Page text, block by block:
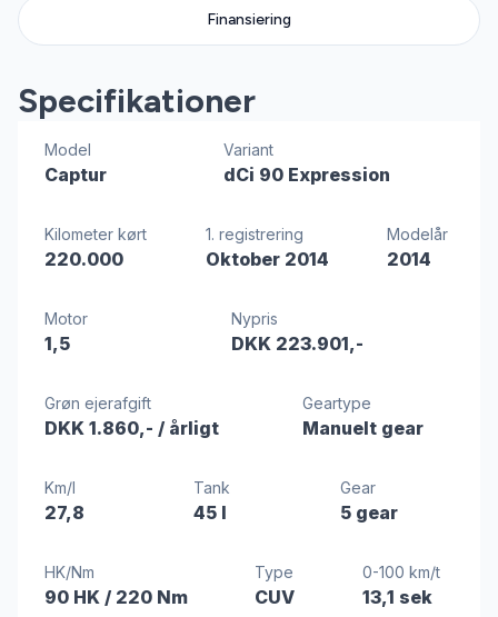
Finansiering
Specifikationer
Model
Captur
Variant
dCi 90 Expression
Kilometer kørt
220.000
1. registrering
Oktober 2014
Modelår
2014
Motor
1,5
Nypris
DKK 223.901,-
Grøn ejerafgift
DKK 1.860,- / årligt
Geartype
Manuelt gear
Km/l
27,8
Tank
45 l
Gear
5 gear
HK/Nm
90 HK / 220 Nm
Type
CUV
0-100 km/t
13,1 sek